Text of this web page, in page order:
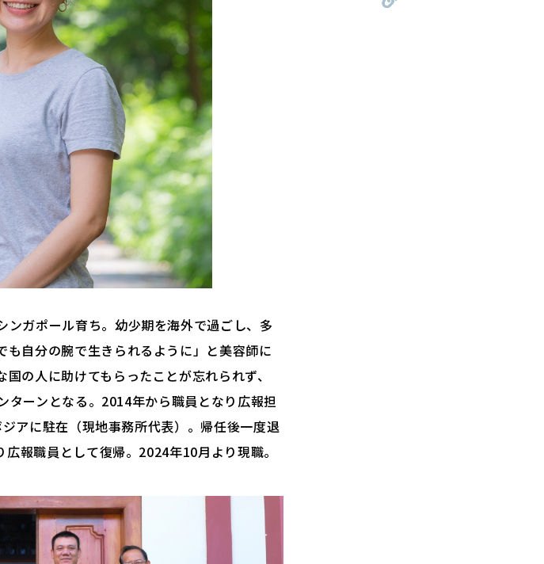
ガポール育ち。幼少期を海外で過ごし、多
自分の腕で生きられるように」と美容師に
の人に助けてもらったことが忘れられず、
ターンとなる。2014年から職員となり広報担
アに駐在（現地事務所代表）。帰任後一度退
報職員として復帰。2024年10月より現職。